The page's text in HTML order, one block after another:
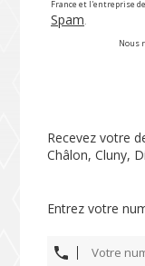
France et l'entreprise
Spam.
Nous
Recevez votre
Châlon, Cluny,
Entrez votre